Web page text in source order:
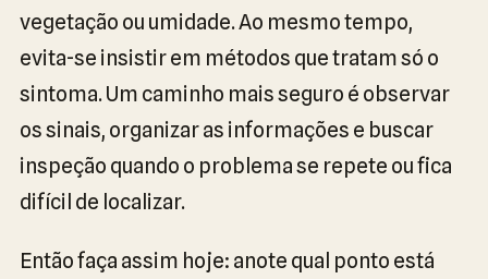
vegetação ou umidade. Ao mesmo tempo,
evita-se insistir em métodos que tratam só o
sintoma. Um caminho mais seguro é observar
os sinais, organizar as informações e buscar
inspeção quando o problema se repete ou fica
difícil de localizar.
Então faça assim hoje: anote qual ponto está